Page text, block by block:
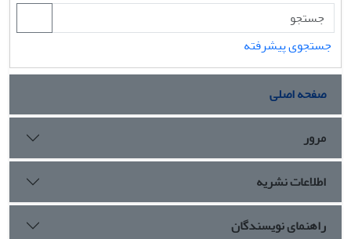
جستجوی پیشرفته
صفحه اصلی
مرور
اطلاعات نشریه
راهنمای نویسندگان